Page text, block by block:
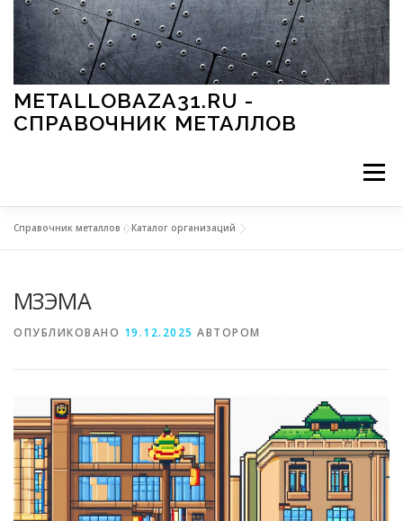
Перейти к содержимому
METALLOBAZA31.RU -
СПРАВОЧНИК МЕТАЛЛОВ
Меню
МЕТАЛЛЫ И ОКРУЖАЮЩАЯ СРЕДА
СВОЙСТВА МЕТАЛЛОВ СОРТА МЕТАЛЛОВ
СТАТЬИ
Справочник металлов »Каталог организаций
МЗЭМА
ОПУБЛИКОВАНО 19.12.2025 АВТОРОМ